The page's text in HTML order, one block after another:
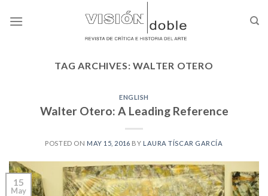
TAG ARCHIVES:WALTER OTERO
ENGLISH
Walter Otero: A Leading Reference
POSTED ON MAY 15, 2016 BY LAURA TÍSCAR GARCÍA
15
May